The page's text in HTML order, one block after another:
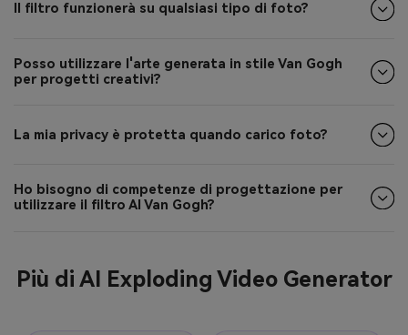
Il filtro funzionerà su qualsiasi tipo di foto?
Posso utilizzare l'arte generata in stile Van Gogh
per progetti creativi?
La mia privacy è protetta quando carico foto?
Ho bisogno di competenze di progettazione per
utilizzare il filtro AI Van Gogh?
Più di AI Exploding Video Generator